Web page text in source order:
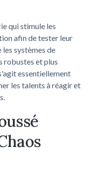
qui stimule les
afin de tester leur
systèmes de
robustes et plus
essentiellement
les talents à réagir et